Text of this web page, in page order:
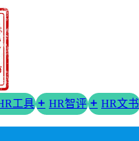
工具 HR智评 HR文书